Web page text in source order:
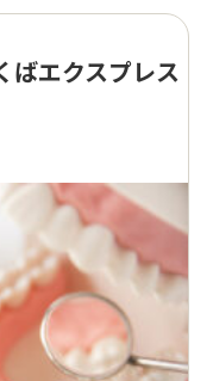
ばエクスプレス